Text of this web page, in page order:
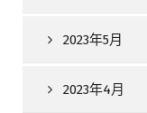
2023年5月
2023年4月